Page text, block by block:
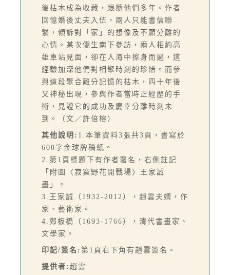
後枯木成為收藏，跟隨他們多年。作者
回憶婚後丈夫入伍，兩人只能書信聯
繫，傾訴對「家」的想像及不願分離的
心情。某次僑生南下參訪，兩人相約高
雄車站見面，卻在人海中擦身而過，這
經驗加深他們對相聚時刻的珍惜。而參
與這段聚合離分記憶的枯木，四十年後
又神秘出現，參與作者當時正經歷的手
術，見證它的成功及慶幸分離時刻未
到。（文／許倍榕）
其他說明: 1.本筆資料3張共3頁，書寫於
600字金球牌稿紙。
2.第1頁標題下有作者署名，右側註記
「附圖〈寂寞野花開戰場〉王家誠
畫」。
3.王家誠（1932-2012），趙雲夫婿，作
家、藝術家。
4.鄭板橋（1693-1766），清代書畫家、
文學家。
印記/簽名: 第1頁右下角有趙雲簽名。
提供者: 趙雲